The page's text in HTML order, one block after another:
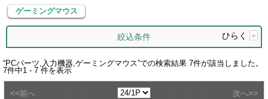
ゲーミングマウス
絞込条件 ひらく +
“PCパーツ,入力機器,ゲーミングマウス”での検索結果 7件が該当しました。
7件中1 - 7 件を表示
<<前へ 次へ>>